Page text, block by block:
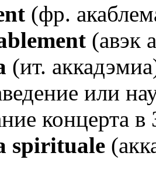
(фр.
(авэк
(ит.
или
концерта
spirituale